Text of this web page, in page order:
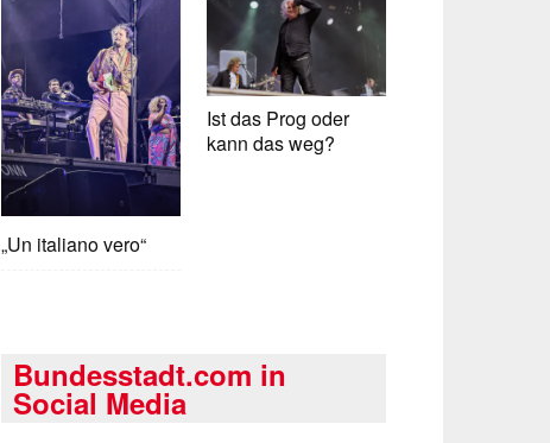
„Un italiano vero“
Ist das Prog oder
kann das weg?
Bundesstadt.com in
Social Media